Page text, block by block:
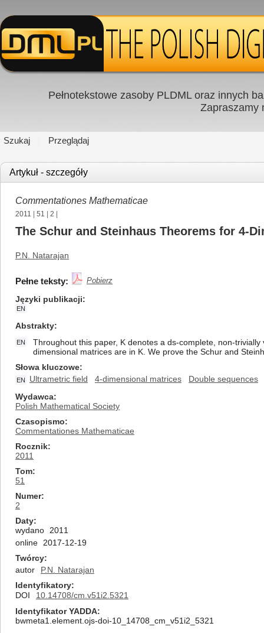
Pełnotekstowe zasoby PLDML oraz innych
Zapraszamy
Szukaj Przeglądaj
Artykuł - szczegóły
Commentationes Mathematicae
2011 51 2
The Schur and Steinhaus Theorems for 4-
P.N. Natarajan
Pełne teksty: Pobierz
Języki publikacji
EN
Abstrakty
EN
Throughout this paper, K denotes a ds-complete, non-
dimensional matrices are in K. We prove the Schur and
Słowa kluczowe
EN Ultrametric field 4-dimensional matrices
Double sequences
Wydawca
Polish Mathematical Society
Czasopismo
Commentationes Mathematicae
Rocznik
2011
Tom
51
Numer
2
Daty
wydano
2011
online
2017-12-19
Twórcy
autor
P.N. Natarajan
Identyfikatory
DOI
10.14708/cm.v51i2.5321
Identyfikator YADDA
bwmeta1.element.ojs-doi-10_14708_cm_v51i2_5321